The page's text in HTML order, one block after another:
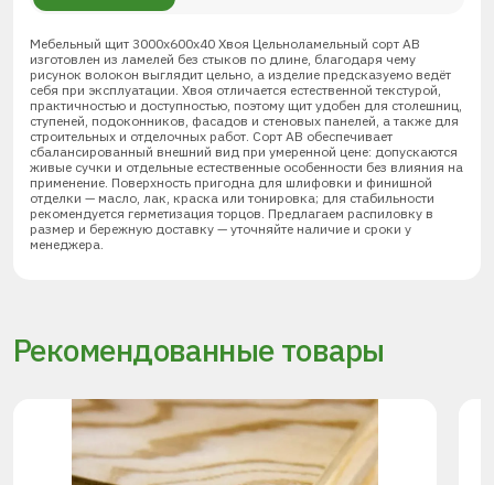
Мебельный щит 3000х600х40 Хвоя Цельноламельный сорт AB
изготовлен из ламелей без стыков по длине, благодаря чему
рисунок волокон выглядит цельно, а изделие предсказуемо ведёт
себя при эксплуатации. Хвоя отличается естественной текстурой,
практичностью и доступностью, поэтому щит удобен для столешниц,
ступеней, подоконников, фасадов и стеновых панелей, а также для
строительных и отделочных работ. Сорт АВ обеспечивает
сбалансированный внешний вид при умеренной цене: допускаются
живые сучки и отдельные естественные особенности без влияния на
применение. Поверхность пригодна для шлифовки и финишной
отделки — масло, лак, краска или тонировка; для стабильности
рекомендуется герметизация торцов. Предлагаем распиловку в
размер и бережную доставку — уточняйте наличие и сроки у
менеджера.
Рекомендованные товары